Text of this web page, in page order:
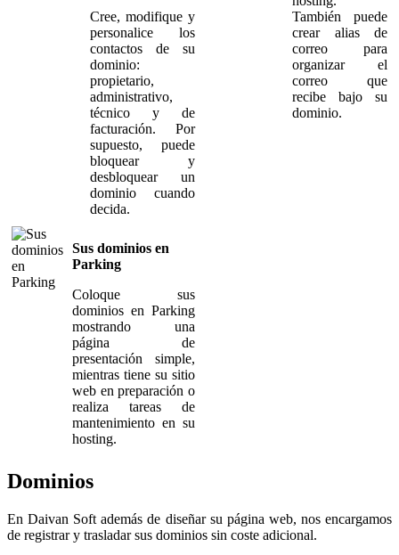
Cree, modifique y
personalice los
contactos de su
dominio:
propietario,
administrativo,
técnico y de
facturación. Por
supuesto, puede
bloquear y
desbloquear un
dominio cuando
decida.
Sus dominios en
Parking
Coloque sus
dominios en Parking
mostrando una
página de
presentación simple,
mientras tiene su sitio
web en preparación o
realiza tareas de
mantenimiento en su
hosting.
También puede
crear alias de
correo para
organizar el
correo que
recibe bajo su
dominio.
Dominios
En Daivan Soft además de diseñar su página web, nos encargamos
de registrar y trasladar sus dominios sin coste adicional.